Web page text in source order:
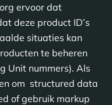
ervoor dat
deze product ID’s
situaties kan
te beheren
Unit nummers). Als
om structured data
of gebruik markup